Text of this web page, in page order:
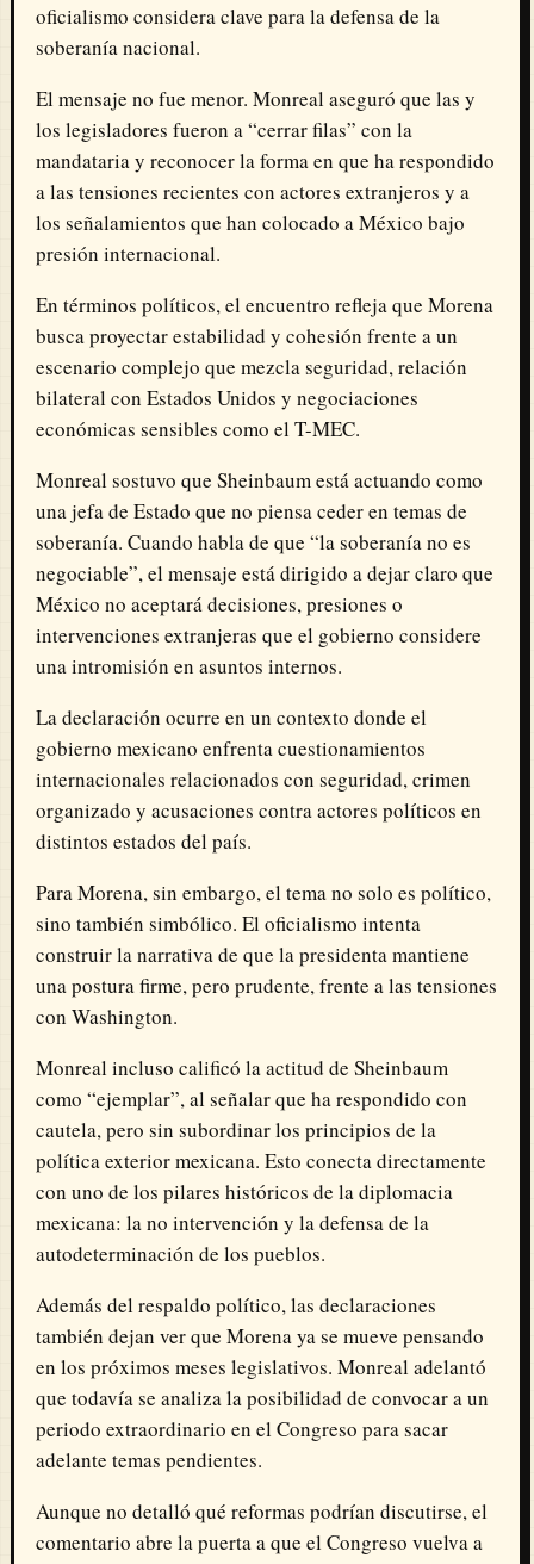
oficialismo considera clave para la defensa de la
soberanía nacional.
El mensaje no fue menor. Monreal aseguró que las y
los legisladores fueron a “cerrar filas” con la
mandataria y reconocer la forma en que ha respondido
a las tensiones recientes con actores extranjeros y a
los señalamientos que han colocado a México bajo
presión internacional.
En términos políticos, el encuentro refleja que Morena
busca proyectar estabilidad y cohesión frente a un
escenario complejo que mezcla seguridad, relación
bilateral con Estados Unidos y negociaciones
económicas sensibles como el T-MEC.
Monreal sostuvo que Sheinbaum está actuando como
una jefa de Estado que no piensa ceder en temas de
soberanía. Cuando habla de que “la soberanía no es
negociable”, el mensaje está dirigido a dejar claro que
México no aceptará decisiones, presiones o
intervenciones extranjeras que el gobierno considere
una intromisión en asuntos internos.
La declaración ocurre en un contexto donde el
gobierno mexicano enfrenta cuestionamientos
internacionales relacionados con seguridad, crimen
organizado y acusaciones contra actores políticos en
distintos estados del país.
Para Morena, sin embargo, el tema no solo es político,
sino también simbólico. El oficialismo intenta
construir la narrativa de que la presidenta mantiene
una postura firme, pero prudente, frente a las tensiones
con Washington.
Monreal incluso calificó la actitud de Sheinbaum
como “ejemplar”, al señalar que ha respondido con
cautela, pero sin subordinar los principios de la
política exterior mexicana. Esto conecta directamente
con uno de los pilares históricos de la diplomacia
mexicana: la no intervención y la defensa de la
autodeterminación de los pueblos.
Además del respaldo político, las declaraciones
también dejan ver que Morena ya se mueve pensando
en los próximos meses legislativos. Monreal adelantó
que todavía se analiza la posibilidad de convocar a un
periodo extraordinario en el Congreso para sacar
adelante temas pendientes.
Aunque no detalló qué reformas podrían discutirse, el
comentario abre la puerta a que el Congreso vuelva a